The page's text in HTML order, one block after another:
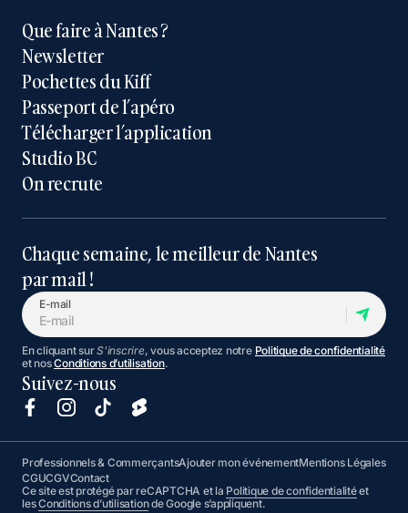
Que faire à Nantes ?
Newsletter
Pochettes du Kiff
Passeport de l’apéro
Télécharger l’application
Studio BC
On recrute
Chaque semaine, le meilleur de Nantes
par mail !
E-mail
En cliquant surS'inscrire, vous acceptez notre Politique de confidentialité
et nosConditions d’utilisation.
Suivez-nous
Professionnels & CommerçantsAjouter mon événementMentions Légales
CGUCGVContact
Ce site est protégé par reCAPTCHA et la Politique de confidentialitéet
lesConditions d’utilisationde Google s’appliquent.